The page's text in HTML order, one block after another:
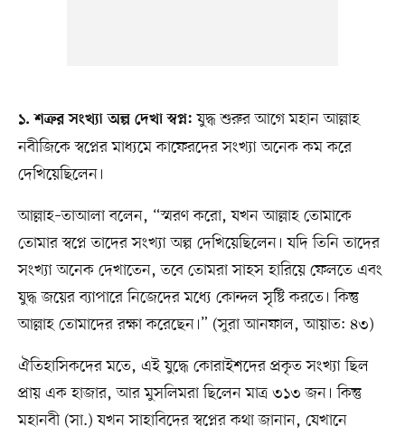
১. শত্রুর সংখ্যা অল্প দেখা স্বপ্ন:যুদ্ধ শুরুর আগে মহান আল্লাহ
নবীজিকে স্বপ্নের মাধ্যমে কাফেরদের সংখ্যা অনেক কম করে
দেখিয়েছিলেন।
আল্লাহ–তাআলা বলেন, “স্মরণ করো, যখন আল্লাহ তোমাকে
তোমার স্বপ্নে তাদের সংখ্যা অল্প দেখিয়েছিলেন। যদি তিনি তাদের
সংখ্যা অনেক দেখাতেন, তবে তোমরা সাহস হারিয়ে ফেলতে এবং
যুদ্ধ জয়ের ব্যাপারে নিজেদের মধ্যে কোন্দল সৃষ্টি করতে। কিন্তু
আল্লাহ তোমাদের রক্ষা করেছেন।” (সুরা আনফাল, আয়াত: ৪৩)
ঐতিহাসিকদের মতে, এই যুদ্ধে কোরাইশদের প্রকৃত সংখ্যা ছিল
প্রায় এক হাজার, আর মুসলিমরা ছিলেন মাত্র ৩১৩ জন। কিন্তু
মহানবী (সা.) যখন সাহাবিদের স্বপ্নের কথা জানান, যেখানে